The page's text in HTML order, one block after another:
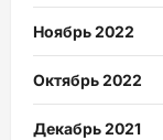
Ноябрь 2022
Октябрь 2022
Декабрь 2021